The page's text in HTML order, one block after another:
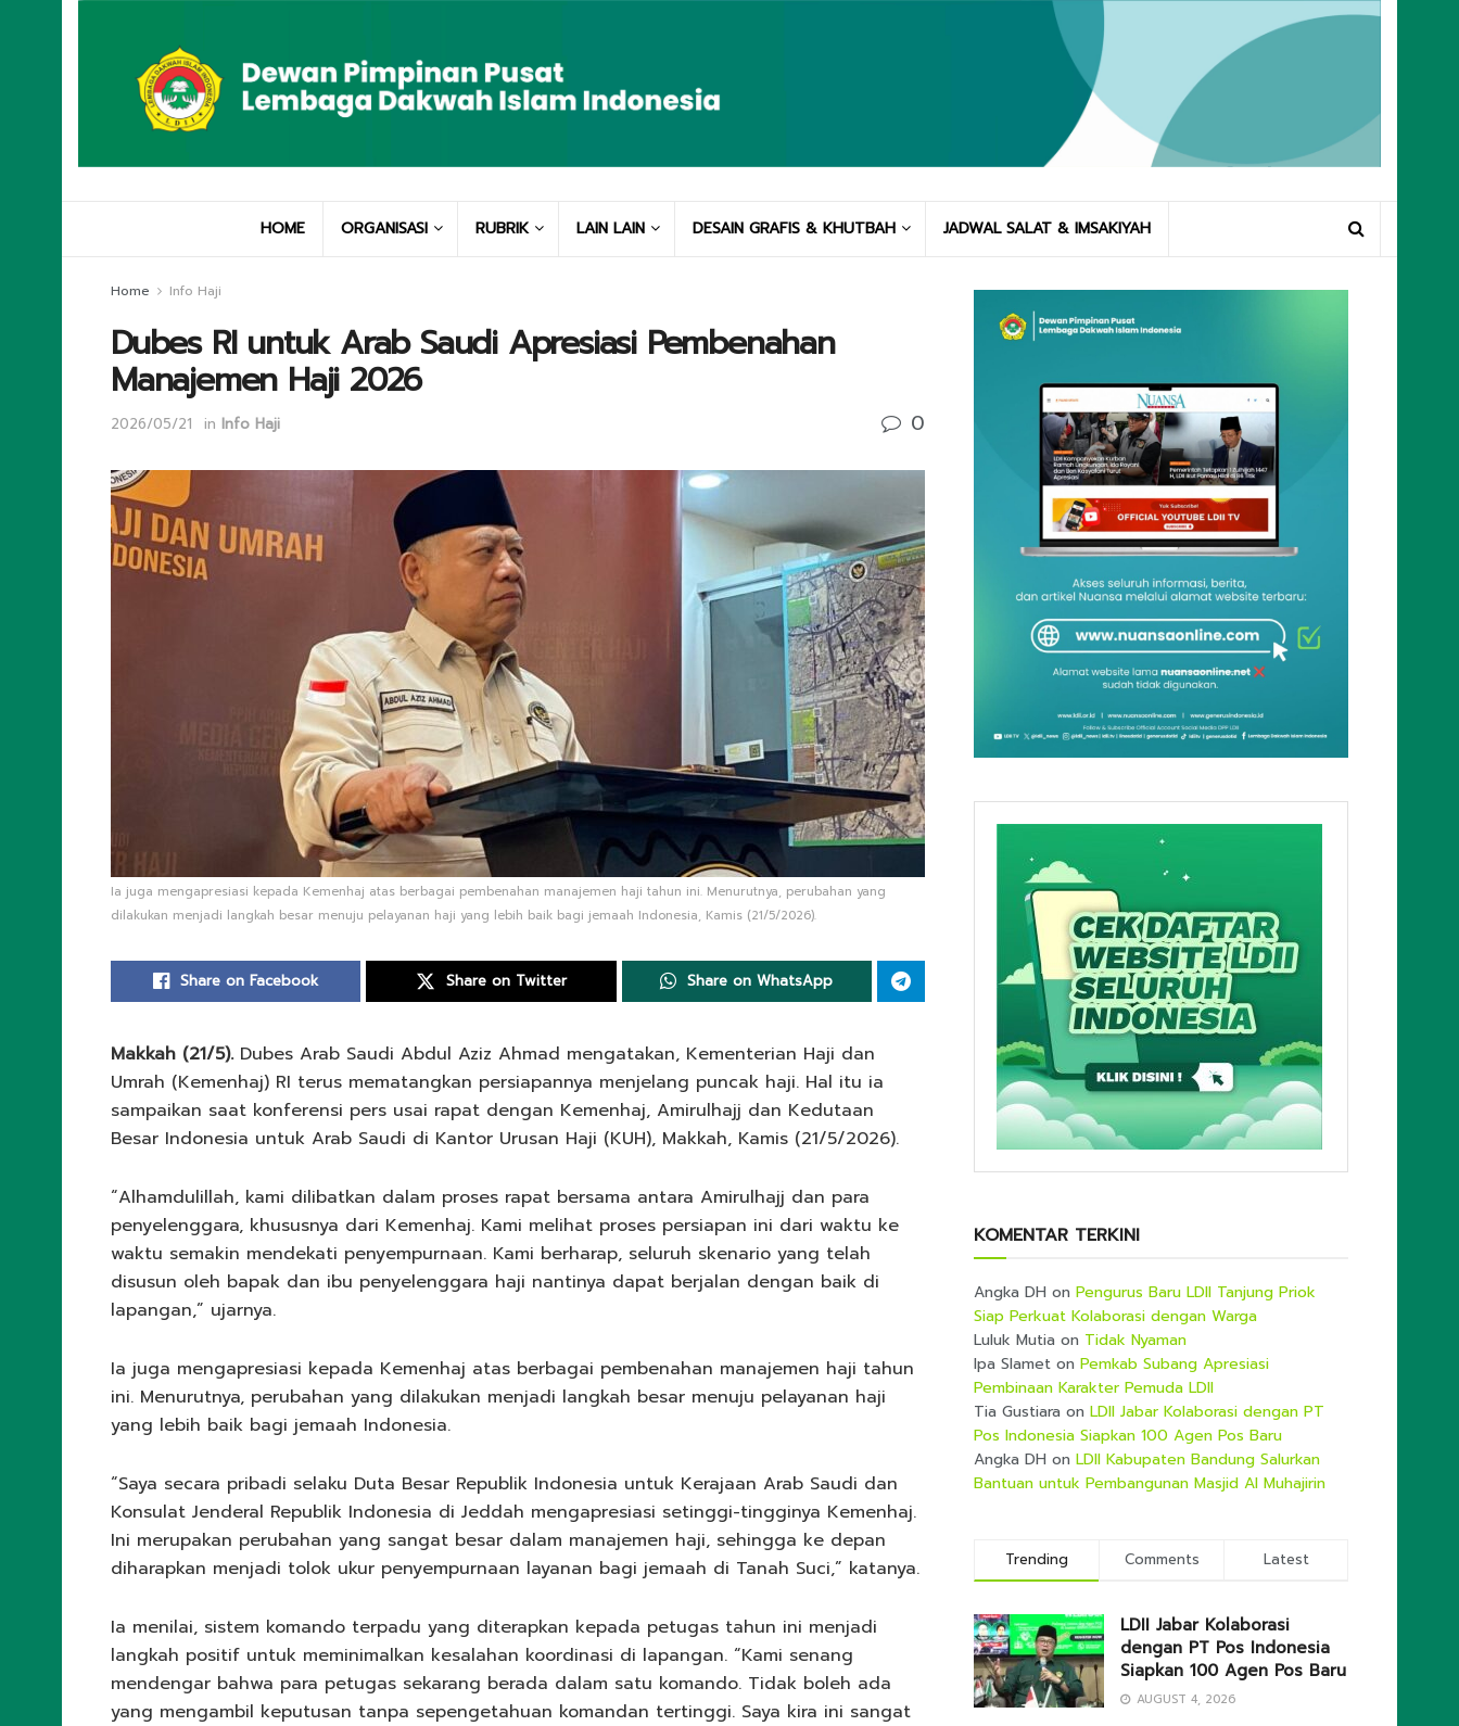
HOME ORGANISASI RUBRIK LAIN LAIN DESAIN GRAFIS & KHUTBAH JADWAL SALAT & IMSAKIYAH
Home Info Haji
Dubes RI untuk Arab Saudi Apresiasi Pembenahan
Manajemen Haji 2026
2026/05/21 in Info Haji 0
Ia juga mengapresiasi kepada Kemenhaj atas berbagai pembenahan manajemen haji tahun ini. Menurutnya, perubahan yang
dilakukan menjadi langkah besar menuju pelayanan haji yang lebih baik bagi jemaah Indonesia, Kamis (21/5/2026).
Share on Facebook Share on Twitter Share on WhatsApp
Makkah (21/5).Dubes Arab Saudi Abdul Aziz Ahmad mengatakan, Kementerian Haji dan
Umrah (Kemenhaj) RI terus mematangkan persiapannya menjelang puncak haji. Hal itu ia
sampaikan saat konferensi pers usai rapat dengan Kemenhaj, Amirulhajj dan Kedutaan
Besar Indonesia untuk Arab Saudi di Kantor Urusan Haji (KUH), Makkah, Kamis (21/5/2026).
“Alhamdulillah, kami dilibatkan dalam proses rapat bersama antara Amirulhajj dan para
penyelenggara, khususnya dari Kemenhaj. Kami melihat proses persiapan ini dari waktu ke
waktu semakin mendekati penyempurnaan. Kami berharap, seluruh skenario yang telah
disusun oleh bapak dan ibu penyelenggara haji nantinya dapat berjalan dengan baik di
lapangan,” ujarnya.
Ia juga mengapresiasi kepada Kemenhaj atas berbagai pembenahan manajemen haji tahun
ini. Menurutnya, perubahan yang dilakukan menjadi langkah besar menuju pelayanan haji
yang lebih baik bagi jemaah Indonesia.
“Saya secara pribadi selaku Duta Besar Republik Indonesia untuk Kerajaan Arab Saudi dan
Konsulat Jenderal Republik Indonesia di Jeddah mengapresiasi setinggi-tingginya Kemenhaj.
Ini merupakan perubahan yang sangat besar dalam manajemen haji, sehingga ke depan
diharapkan menjadi tolok ukur penyempurnaan layanan bagi jemaah di Tanah Suci,” katanya.
Ia menilai, sistem komando terpadu yang diterapkan kepada petugas tahun ini menjadi
langkah positif untuk meminimalkan kesalahan koordinasi di lapangan. “Kami senang
mendengar bahwa para petugas sekarang berada dalam satu komando. Tidak boleh ada
yang mengambil keputusan tanpa sepengetahuan komandan tertinggi. Saya kira ini sangat
KOMENTAR TERKINI
Angka DH on Pengurus Baru LDII Tanjung Priok
Siap Perkuat Kolaborasi dengan Warga
Luluk Mutia on Tidak Nyaman
Ipa Slamet on Pemkab Subang Apresiasi
Pembinaan Karakter Pemuda LDII
Tia Gustiara on LDII Jabar Kolaborasi dengan PT
Pos Indonesia Siapkan 100 Agen Pos Baru
Angka DH on LDII Kabupaten Bandung Salurkan
Bantuan untuk Pembangunan Masjid Al Muhajirin
Trending Comments Latest
LDII Jabar Kolaborasi
dengan PT Pos Indonesia
Siapkan 100 Agen Pos Baru
AUGUST 4, 2026